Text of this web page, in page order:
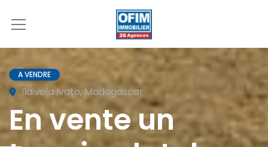
A VENDRE
Ilaivola Ivato, Madagascar
En vente un